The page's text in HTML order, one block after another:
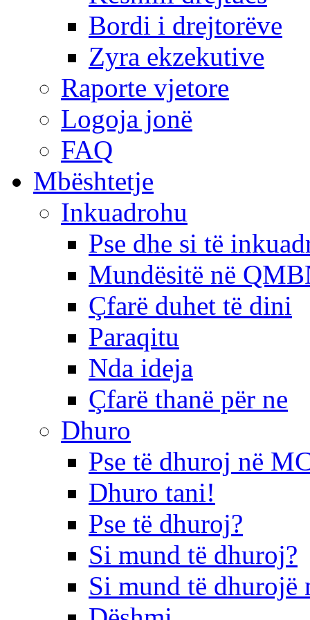
Bordi i drejtorëve
Zyra ekzekutive
Raporte vjetore
Logoja jonë
FAQ
Mbështetje
Inkuadrohu
Pse dhe si të
Mundësitë në
Çfarë duhet të dini
Paraqitu
Nda ideja
Çfarë thanë për ne
Dhuro
Pse të dhuroj në
Dhuro tani!
Pse të dhuroj?
Si mund të dhuroj?
Si mund të dhurojë